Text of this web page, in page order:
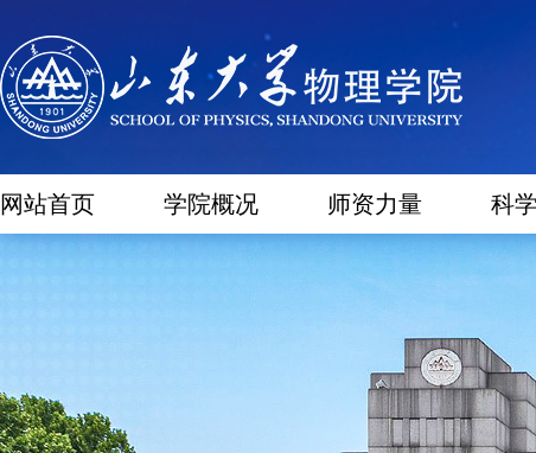
网站首页 学院概况 师资力量 科